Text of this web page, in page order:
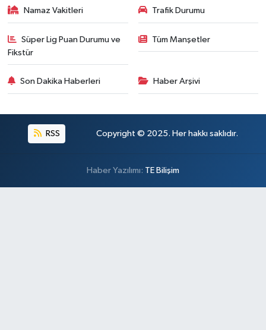
Namaz Vakitleri Trafik Durumu
Süper Lig Puan Durumu ve
Fikstür
Tüm Manşetler
Son Dakika Haberleri Haber Arşivi
RSS Copyright © 2025. Her hakkı saklıdır.
Haber Yazılımı: TE Bilişim